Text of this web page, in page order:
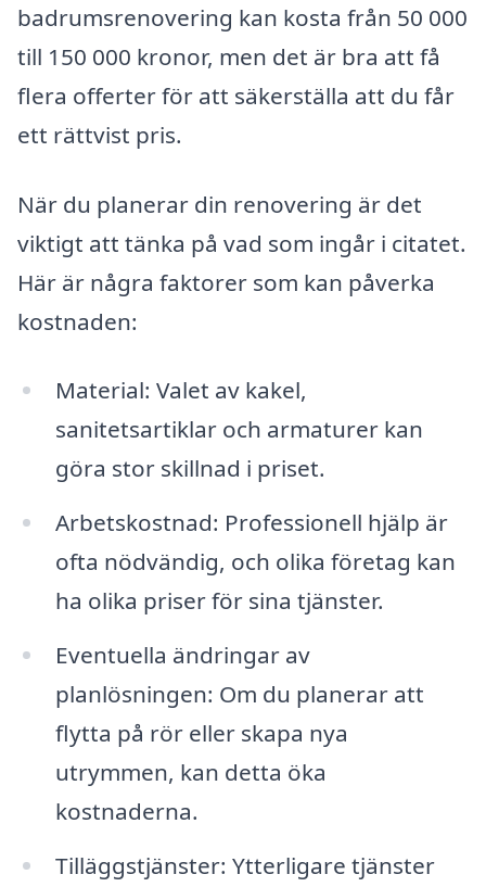
badrumsrenovering kan kosta från 50 000
till 150 000 kronor, men det är bra att få
flera offerter för att säkerställa att du får
ett rättvist pris.
När du planerar din renovering är det
viktigt att tänka på vad som ingår i citatet.
Här är några faktorer som kan påverka
kostnaden:
Material: Valet av kakel,
sanitetsartiklar och armaturer kan
göra stor skillnad i priset.
Arbetskostnad: Professionell hjälp är
ofta nödvändig, och olika företag kan
ha olika priser för sina tjänster.
Eventuella ändringar av
planlösningen: Om du planerar att
flytta på rör eller skapa nya
utrymmen, kan detta öka
kostnaderna.
Tilläggstjänster: Ytterligare tjänster